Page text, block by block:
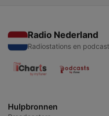
Radio Nederland
Radiostations en
Hulpbronnen